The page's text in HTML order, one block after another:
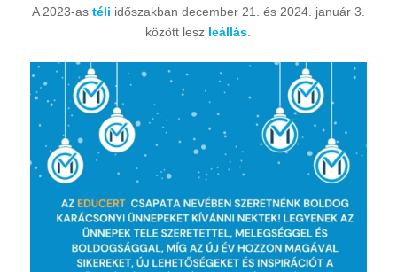
A 2023-as téli időszakban december 21. és 2024. január 3.
között lesz leállás